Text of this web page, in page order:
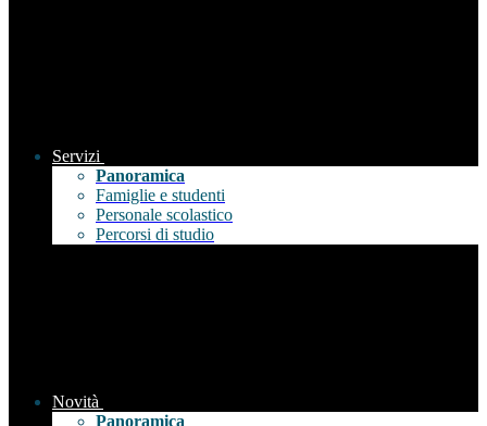
Servizi
Panoramica
Famiglie e studenti
Personale scolastico
Percorsi di studio
Novità
Panoramica